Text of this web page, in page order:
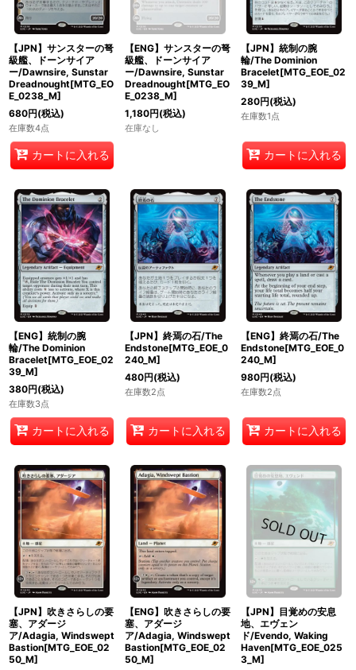
【JPN】サンスターの弩
級艦、ドーンサイア
ー/Dawnsire, Sunstar
Dreadnought[MTG_EO
E_0238_M]
680円(税込)
在庫数4点
カートに入れる
【ENG】サンスターの弩
級艦、ドーンサイア
ー/Dawnsire, Sunstar
Dreadnought[MTG_EO
E_0238_M]
1,180円(税込)
在庫なし
【JPN】統制の腕
輪/The Dominion
Bracelet[MTG_EOE_02
39_M]
280円(税込)
在庫数1点
カートに入れる
【ENG】統制の腕
輪/The Dominion
Bracelet[MTG_EOE_02
39_M]
380円(税込)
在庫数3点
カートに入れる
【JPN】終焉の石/The
Endstone[MTG_EOE_0
240_M]
480円(税込)
在庫数2点
カートに入れる
【ENG】終焉の石/The
Endstone[MTG_EOE_0
240_M]
980円(税込)
在庫数2点
カートに入れる
【JPN】吹きさらしの要
塞、アダージ
ア/Adagia, Windswept
Bastion[MTG_EOE_02
50_M]
【ENG】吹きさらしの要
塞、アダージ
ア/Adagia, Windswept
Bastion[MTG_EOE_02
50_M]
【JPN】目覚めの安息
地、エヴェン
ド/Evendo, Waking
Haven[MTG_EOE_025
3_M]